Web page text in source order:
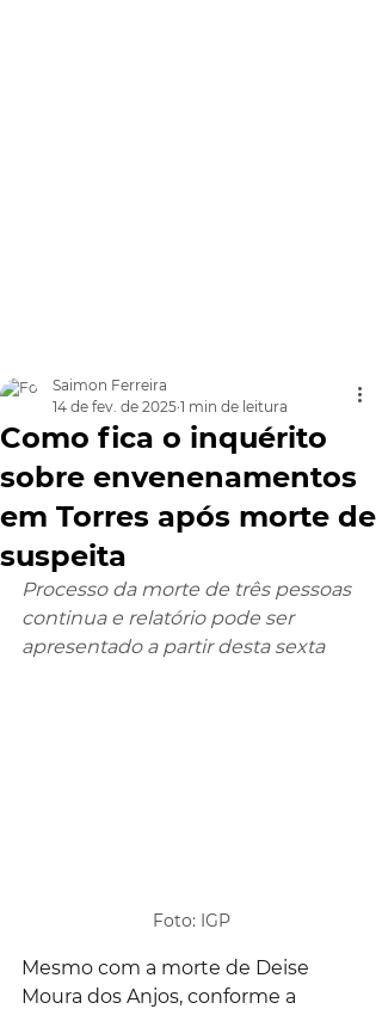
Como fica o inquérito
sobre envenenamentos
em Torres após morte de
suspeita
Saimon Ferreira
14 de fev. de 2025 1 min de leitura
Processo da morte de três pessoas
continua e relatório pode ser
apresentado a partir desta sexta
Foto: IGP
Mesmo com a morte de Deise
Moura dos Anjos, conforme a